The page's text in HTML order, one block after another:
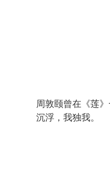
周敦颐曾在《莲
沉浮，我独我。